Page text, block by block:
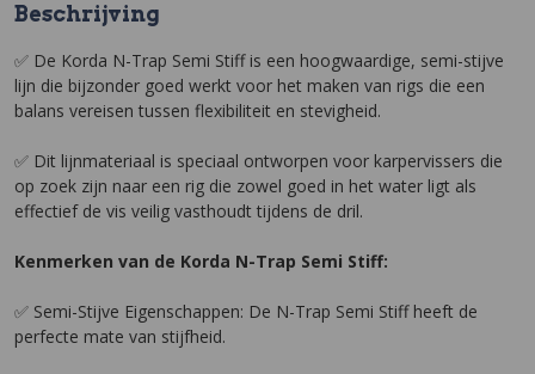
Beschrijving
✅ De Korda N-Trap Semi Stiff is een hoogwaardige, semi-stijve
lijn die bijzonder goed werkt voor het maken van rigs die een
balans vereisen tussen flexibiliteit en stevigheid.
✅ Dit lijnmateriaal is speciaal ontworpen voor karpervissers die
op zoek zijn naar een rig die zowel goed in het water ligt als
effectief de vis veilig vasthoudt tijdens de dril.
Kenmerken van de Korda N-Trap Semi Stiff:
✅ Semi-Stijve Eigenschappen: De N-Trap Semi Stiff heeft de
perfecte mate van stijfheid.